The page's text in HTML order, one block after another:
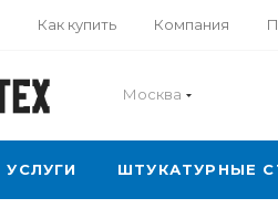
Как купить Компания
Москва
УСЛУГИ ШТУКАТУРНЫЕ